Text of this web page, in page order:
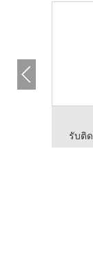
รับติ